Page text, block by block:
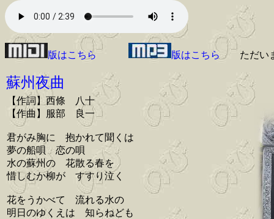
版はこちら 版はこちらただい
蘇州夜曲
【作詞】西條 八十
【作曲】服部 良一
君がみ胸に 抱かれて聞くは
夢の船唄 恋の唄
水の蘇州の 花散る春を
惜しむか柳が すすり泣く
花をうかべて 流れる水の
明日のゆくえは 知らねども